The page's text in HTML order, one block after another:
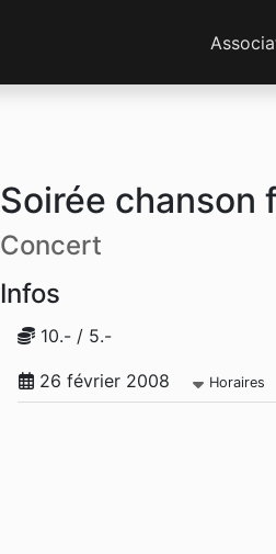
Soirée chanson
Concert
Infos
10.- / 5.-
26 février 2008 Horaires